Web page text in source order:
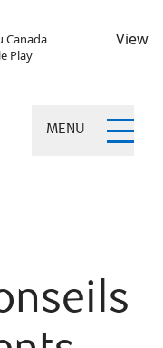
Canada
Play
View
MENU